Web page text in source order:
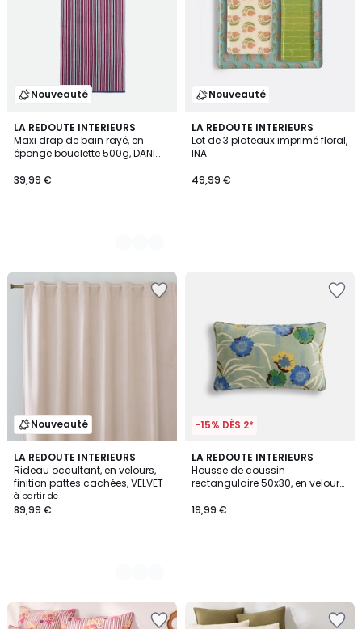
Nouveauté
LA REDOUTE INTERIEURS
Maxi drap de bain rayé, en
éponge bouclette 500g, DANI
39,99 €
2
Couleurs
Nouveauté
LA REDOUTE INTERIEURS
Lot de 3 plateaux imprimé floral,
INA
49,99 €
Nouveauté
LA REDOUTE INTERIEURS
Rideau occultant, en velours,
finition pattes cachées, VELVET
à partir de
89,99 €
4
Couleurs
-15% DÈS 2*
LA REDOUTE INTERIEURS
Housse de coussin
rectangulaire 50x30, en velours
19,99 €